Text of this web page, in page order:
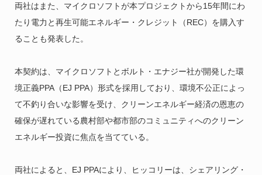
両社はまた、マイクロソフトが本プロジェクトから15年間にわ
たり電力と再生可能エネルギー・クレジット（REC）を購入す
ることも発表した。
本契約は、マイクロソフトとボルト・エナジー社が開発した環
境正義PPA（EJ PPA）形式を採用しており、環境不公正によっ
て不釣り合いな影響を受け、クリーンエネルギー経済の恩恵の
確保が遅れている農村部や都市部のコミュニティへのクリーン
エネルギー投資に焦点を当てている。
両社によると、EJ PPAにより、ヒッコリーは、シェアリング・